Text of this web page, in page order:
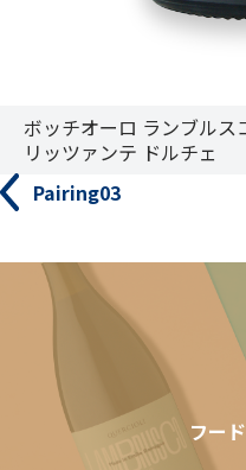
ボッチオーロ ランブル
リッツァンテ ドルチェ
Pairing03
フー